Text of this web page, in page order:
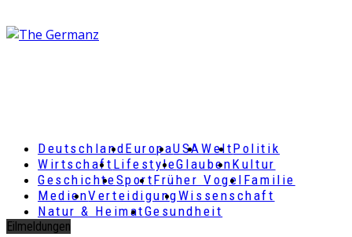
DeutschlandEuropaUSAWeltPolitik
Wirtschaft LifestyleGlaubenKultur
GeschichteSportFrüher Vogel Familie
MedienVerteidigungWissenschaft
Natur & HeimatGesundheit
Eilmeldungen